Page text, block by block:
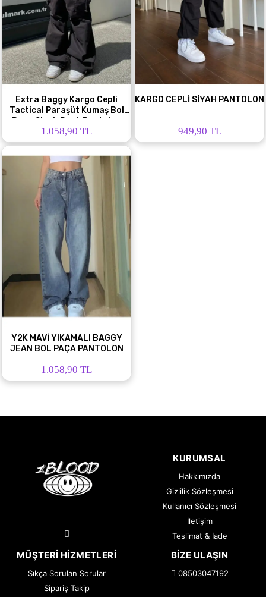
Extra Baggy Kargo Cepli
Tactical Paraşüt Kumaş Bol
Paça Siyah Renk Pantolon
1.058,90 TL
KARGO CEPLİ SİYAH PANTOLON
949,90 TL
Y2K MAVİ YIKAMALI BAGGY
JEAN BOL PAÇA PANTOLON
1.058,90 TL
KURUMSAL
Hakkımızda
Gizlilik Sözleşmesi
Kullanıcı Sözleşmesi
İletişim
Teslimat & İade
MÜŞTERI HIZMETLERI
Sıkça Sorulan Sorular
Sipariş Takip
BIZE ULAŞIN
08503047192